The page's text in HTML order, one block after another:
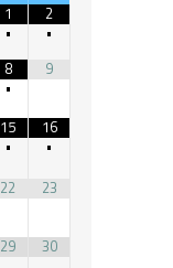
1
•
2
•
8
•
9
15
•
16
•
22 23
29 30